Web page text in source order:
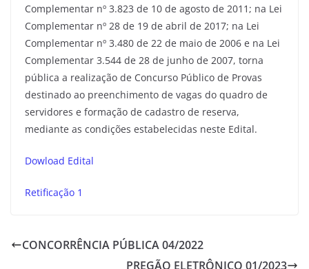
Complementar nº 3.823 de 10 de agosto de 2011; na Lei
Complementar nº 28 de 19 de abril de 2017; na Lei
Complementar nº 3.480 de 22 de maio de 2006 e na Lei
Complementar 3.544 de 28 de junho de 2007, torna
pública a realização de Concurso Público de Provas
destinado ao preenchimento de vagas do quadro de
servidores e formação de cadastro de reserva,
mediante as condições estabelecidas neste Edital.
Dowload Edital
Retificação 1
CONCORRÊNCIA PÚBLICA 04/2022
PREGÃO ELETRÔNICO 01/2023